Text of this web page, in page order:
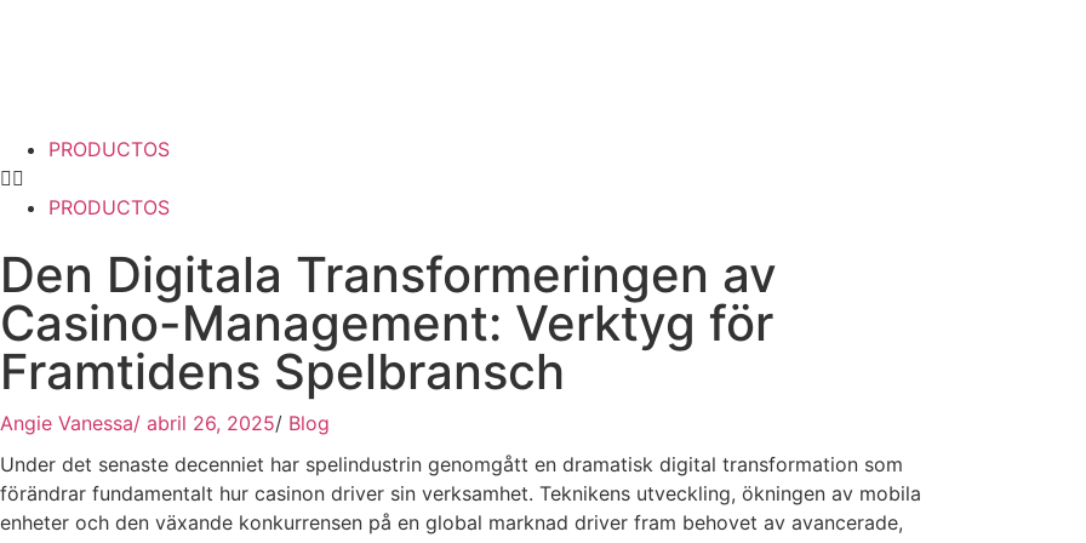
PRODUCTOS
PRODUCTOS
Den Digitala Transformeringen av
Casino-Management: Verktyg för
Framtidens Spelbransch
Angie Vanessa/ abril 26, 2025/ Blog
Under det senaste decenniet har spelindustrin genomgått en dramatisk digital transformation som
förändrar fundamentalt hur casinon driver sin verksamhet. Teknikens utveckling, ökningen av mobila
enheter och den växande konkurrensen på en global marknad driver fram behovet av avancerade,